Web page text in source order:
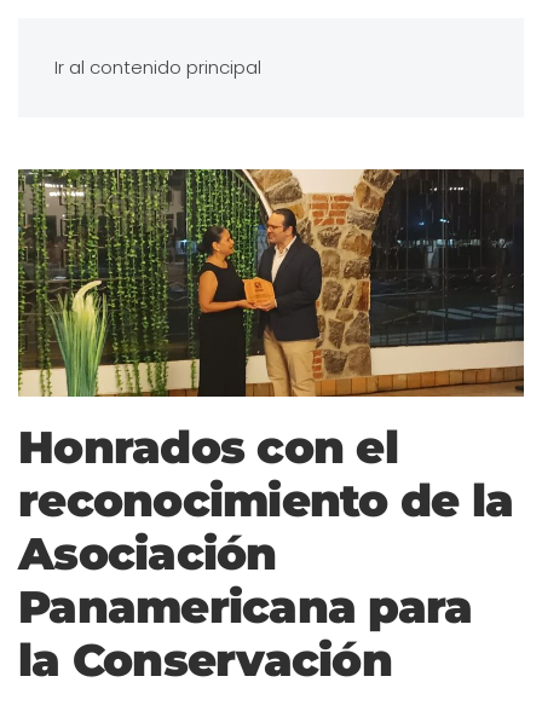
Ir al contenido principal
Honrados con el
reconocimiento de la
Asociación
Panamericana para
la Conservación